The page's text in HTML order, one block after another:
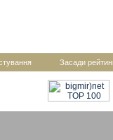
Засади